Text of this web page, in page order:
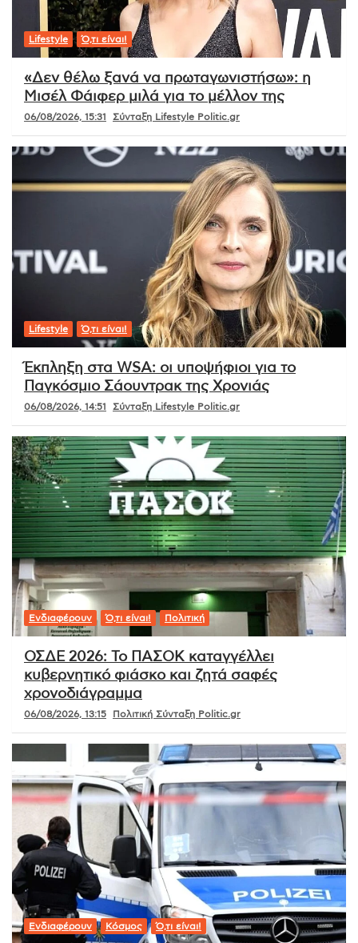
Lifestyle Ό,τι είναι!
«Δεν θέλω ξανά να πρωταγωνιστήσω»: η
Μισέλ Φάιφερ μιλά για το μέλλον της
06/08/2026, 15:31 Σύνταξη Lifestyle Politic.gr
Lifestyle Ό,τι είναι!
Έκπληξη στα WSA: οι υποψήφιοι για το
Παγκόσμιο Σάουντρακ της Χρονιάς
06/08/2026, 14:51 Σύνταξη Lifestyle Politic.gr
Ενδιαφέρουν Ό,τι είναι! Πολιτική
ΟΣΔΕ 2026: Το ΠΑΣΟΚ καταγγέλλει
κυβερνητικό φιάσκο και ζητά σαφές
χρονοδιάγραμμα
06/08/2026, 13:15 Πολιτική Σύνταξη Politic.gr
Ενδιαφέρουν Κόσμος Ό,τι είναι!